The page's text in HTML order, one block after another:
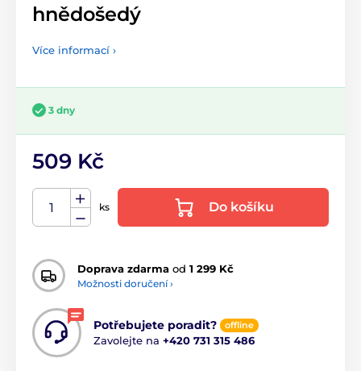
hnědošedý
Více informací ›
3 dny
509 Kč
ks Do košíku
Doprava zdarma od 1 299 Kč
Možnosti doručení ›
Potřebujete poradit? offline
Zavolejte na +420 731 315 486